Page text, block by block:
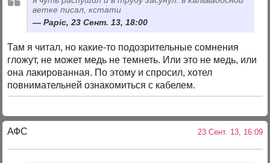
ветке писал, кстати
Papic, 23 Сент. 13, 18:00
Там я читал, но какие-то подозрительные сомнения
гложут, не может медь не темнеть. Или это не медь, или
она лакированная. По этому и спросил, хотел
повнимательней ознакомиться с кабелем.
АФС 23 Сент. 13, 16:09